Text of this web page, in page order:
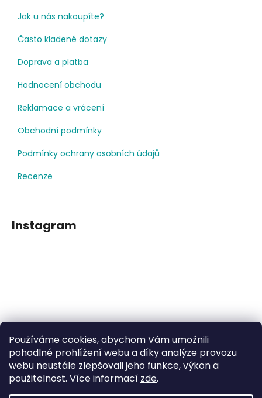
Používáme cookies, abychom Vám umožnili
pohodlné prohlížení webu a díky analýze provozu
webu neustále zlepšovali jeho funkce, výkon a
použitelnost. Více informací zde.
Jak u nás nakoupíte?
Často kladené dotazy
Doprava a platba
Hodnocení obchodu
Reklamace a vrácení
Obchodní podmínky
Podmínky ochrany osobních údajů
Recenze
Instagram
Sledovat na Instagramu
Facebook